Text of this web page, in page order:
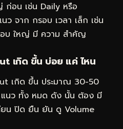
ก่อน เช่น Daily หรือ
จาก กรอบ เวลา เล็ก เช่น
อบ ใหญ่ มี ความ สำคัญ
เกิด ขึ้น บ่อย แค่ ไหน
เกิด ขึ้น ประมาณ 30-50
แนว ทั้ง หมด ดัง นั้น ต้อง มี
ยน ปิด ยืน ยัน ดู Volume